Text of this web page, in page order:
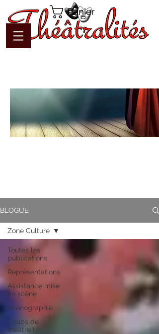
Panier
BLOGUE
Toutes les
publications
Représentations
Assistance mise
en scène
Scénographie
Coups de
théâtre !
Zone Culture